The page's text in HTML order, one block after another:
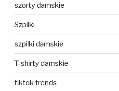
szorty damskie
Szpilki
szpilki damskie
T-shirty damskie
tiktok trends